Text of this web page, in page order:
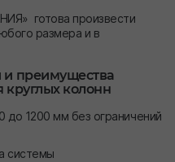
готова произвести
размера и в
и преимущества
круглых колонн
до 1200 мм без ограничений
системы